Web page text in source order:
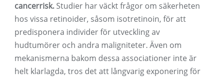
cancerrisk. Studier har väckt frågor om säkerheten
hos vissa retinoider, såsom isotretinoin, för att
predisponera individer för utveckling av
hudtumörer och andra maligniteter. Även om
mekanismerna bakom dessa associationer inte är
helt klarlagda, tros det att långvarig exponering för